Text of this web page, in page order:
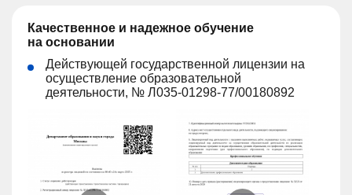
Качественное и надежное обучение
на основании
Действующей государственной лицензии на
осуществление образовательной
деятельности, № Л035-01298-77/00180892